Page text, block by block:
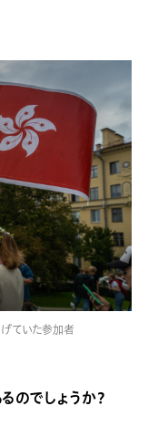
ていた参加者
のでしょうか？